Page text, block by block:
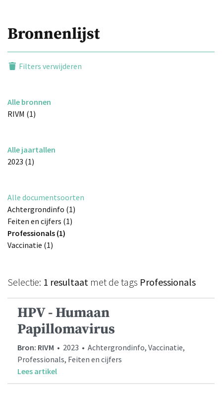
Bronnenlijst
Filters verwijderen
Alle bronnen
RIVM (1)
Alle jaartallen
2023 (1)
Alle documentsoorten
Achtergrondinfo (1)
Feiten en cijfers (1)
Professionals (1)
Vaccinatie (1)
Selectie: 1 resultaat met de tags Professionals
HPV - Humaan
Papillomavirus
Bron: RIVM • 2023 • Achtergrondinfo, Vaccinatie,
Professionals, Feiten en cijfers
Lees artikel